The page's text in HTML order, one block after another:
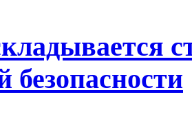
безопасности